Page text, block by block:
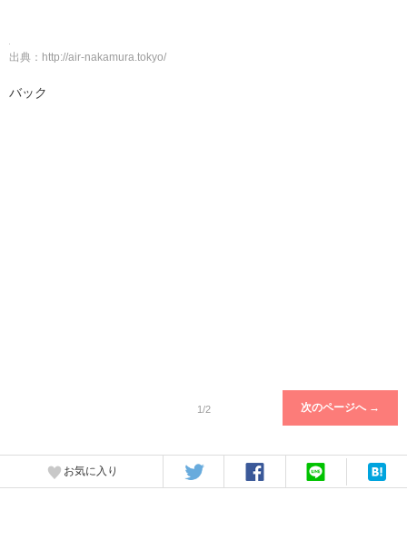
出典： http://air-nakamura.tokyo/
バック
1/2 次のページへ →
お気に入り